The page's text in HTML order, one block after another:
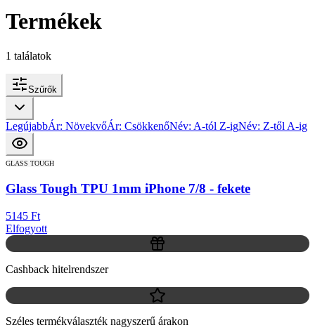
Termékek
1 találatok
Szűrők
LegújabbÁr: NövekvőÁr: CsökkenőNév: A-tól Z-igNév: Z-től A-ig
GLASS TOUGH
Glass Tough TPU 1mm iPhone 7/8 - fekete
5145 Ft
Elfogyott
Cashback hitelrendszer
Széles termékválaszték nagyszerű árakon